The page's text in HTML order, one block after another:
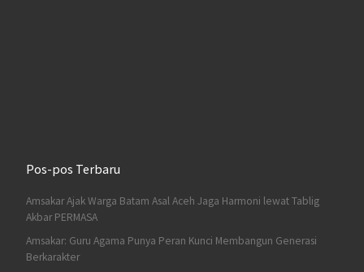
Pos-pos Terbaru
Amsakar Ajak Warga Batam Asal Aceh Jaga Harmoni lewat Tablig
Akbar PERMASA
Amsakar: Guru Agama Punya Peran Kunci Membangun Generasi
Berkarakter